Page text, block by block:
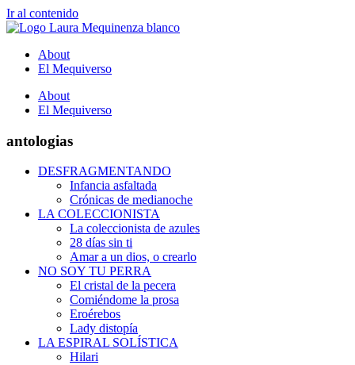
Ir al contenido
About
El Mequiverso
About
El Mequiverso
antologias
DESFRAGMENTANDO
Infancia asfaltada
Crónicas de medianoche
LA COLECCIONISTA
La coleccionista de azules
28 días sin ti
Amar a un dios, o crearlo
NO SOY TU PERRA
El cristal de la pecera
Comiéndome la prosa
Eroérebos
Lady distopía
LA ESPIRAL SOLÍSTICA
Hilari